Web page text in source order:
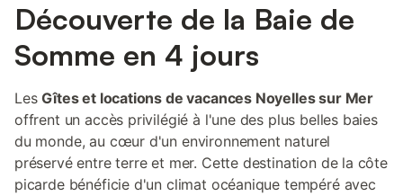
Découverte de la Baie de
Somme en 4 jours
LesGîtes et locations de vacances Noyelles sur Mer
offrent un accès privilégié à l'une des plus belles baies
du monde, au cœur d'un environnement naturel
préservé entre terre et mer. Cette destination de la côte
picarde bénéficie d'un climat océanique tempéré avec